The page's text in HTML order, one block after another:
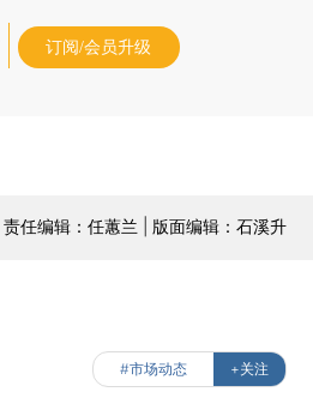
订阅/会员升级
责任编辑：任蕙兰 | 版面编辑：石溪升
#市场动态 +关注